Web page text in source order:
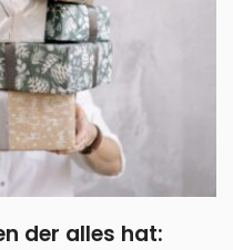
der alles hat: